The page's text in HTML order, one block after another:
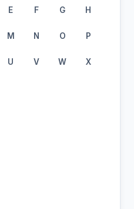
E F G H
M N O P
U V W X